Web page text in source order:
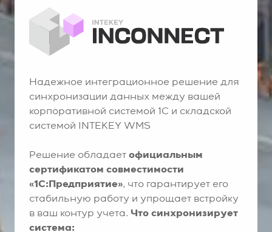
Надежное интеграционное решение для
синхронизации данных между вашей
корпоративной системой 1С и складской
системой INTEKEY WMS
Решение обладает официальным
сертификатом совместимости
«1С:Предприятие», что гарантирует его
стабильную работу и упрощает встройку
в ваш контур учета. Что синхронизирует
система: